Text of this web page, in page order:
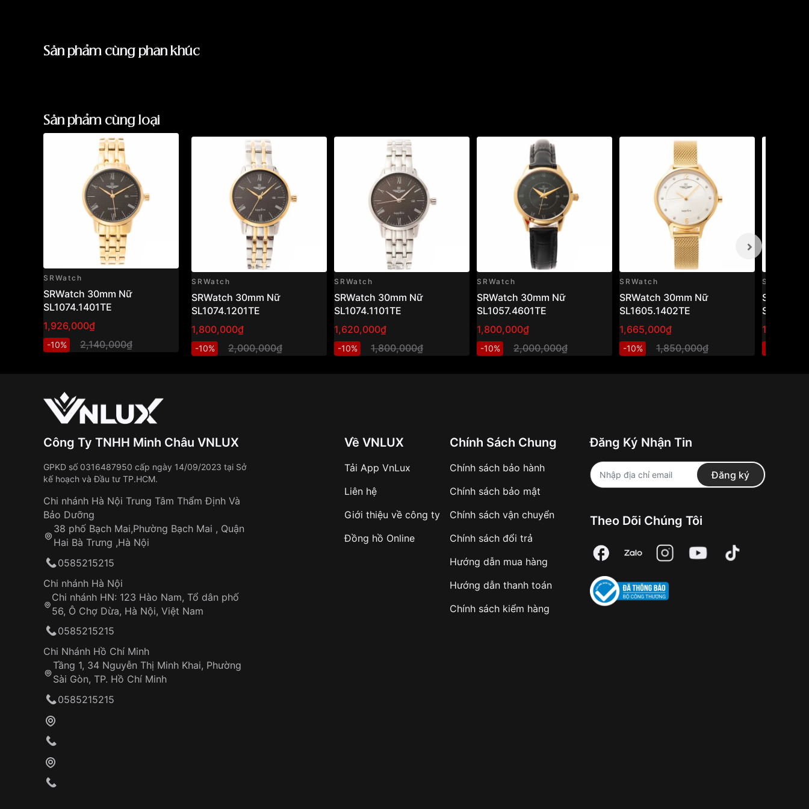
Sản phẩm cùng phân khúc
Sản phẩm cùng loại
SRWatch
SRWatch 30mm Nữ
SL1074.1401TE
1,926,000₫
-10% 2,140,000₫
SRWatch
SRWatch 30mm Nữ
SL1074.1201TE
1,800,000₫
-10% 2,000,000₫
SRWatch
SRWatch 30mm Nữ
SL1074.1101TE
1,620,000₫
-10% 1,800,000₫
SRWatch
SRWatch 30mm Nữ
SL1057.4601TE
1,800,000₫
-10% 2,000,000₫
SRWatch
SRWatch 30mm Nữ
SL1605.1402TE
1,665,000₫
-10% 1,850,000₫
SRWatch
SRWatch
Công Ty TNHH Minh Châu VNLUX
GPKD số 0316487950 cấp ngày 14/09/2023 tại Sở
kế hoạch và Đầu tư TP.HCM.
Chi nhánh Hà Nội Trung Tâm Thẩm Định Và
Bảo Dưỡng
38 phố Bạch Mai,Phường Bạch Mai , Quận
Hai Bà Trưng ,Hà Nội
0585215215
Chi nhánh Hà Nội
Chi nhánh HN: 123 Hào Nam, Tổ dân phố
56, Ô Chợ Dừa, Hà Nội, Việt Nam
0585215215
Chi Nhánh Hồ Chí Minh
Tầng 1, 34 Nguyễn Thị Minh Khai, Phường
Sài Gòn, TP. Hồ Chí Minh
0585215215
Về VNLUX
Tải App VnLux
Liên hệ
Giới thiệu về công ty
Đồng hồ Online
Chính Sách Chung
Chính sách bảo hành
Chính sách bảo mật
Chính sách vận chuyển
Chính sách đổi trả
Hướng dẫn mua hàng
Hướng dẫn thanh toán
Chính sách kiểm hàng
Đăng Ký Nhận Tin
Đăng ký
Theo Dõi Chúng Tôi